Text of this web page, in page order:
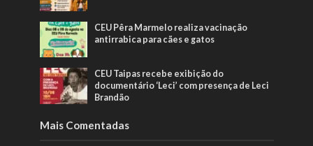
CEU Pêra Marmelo realiza vacinação
antirrabica para cães e gatos
CEU Taipas recebe exibição do
documentário ‘Leci’ com presença de Leci
Brandão
Mais Comentadas